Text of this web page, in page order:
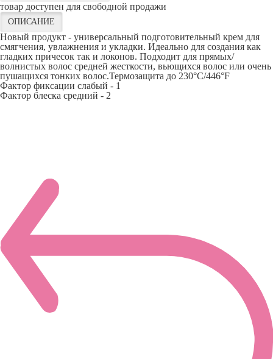
товар доступен для свободной продажи
ОПИСАНИЕ
Новый продукт - универсальный подготовительный крем для
смягчения, увлажнения и укладки. Идеально для создания как
гладких причесок так и локонов. Подходит для прямых/
волнистых волос средней жесткости, вьющихся волос или очень
пушащихся тонких волос.Термозащита до 230°C/446°F
Фактор фиксации слабый - 1
Фактор блеска средний - 2